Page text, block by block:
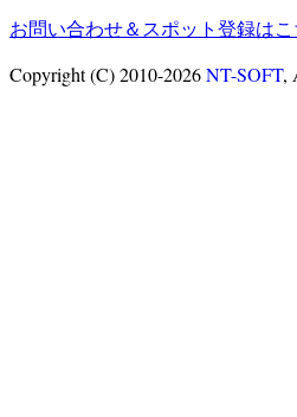
お問い合わせ＆スポット登録は
Copyright (C) 2010-2026NT-SOFT,